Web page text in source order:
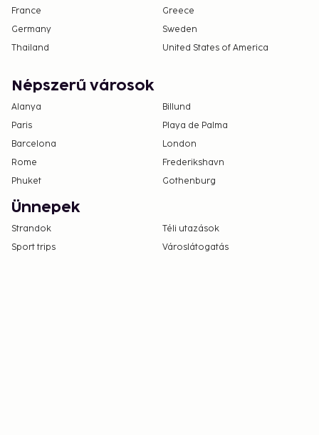
France
Greece
Germany
Sweden
Thailand
United States of America
Népszerű városok
Alanya
Billund
Paris
Playa de Palma
Barcelona
London
Rome
Frederikshavn
Phuket
Gothenburg
Ünnepek
Strandok
Téli utazások
Sport trips
Városlátogatás